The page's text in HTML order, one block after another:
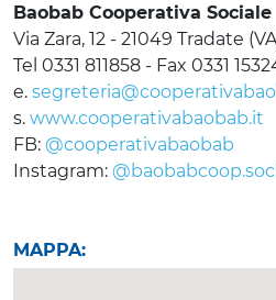
Baobab Cooperativa Sociale
Via Zara, 12 - 21049 Tradate
Tel 0331 811858 - Fax 0331
e.
s. www.cooperativabaobab.it
FB: @cooperativabaobab
Instagram:
MAPPA: